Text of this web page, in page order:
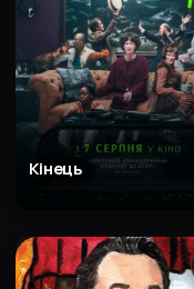
Кінець